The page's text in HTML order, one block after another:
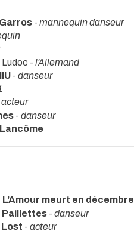
- mannequin danseur
Ludoc - l'Allemand
- danseur
acteur
- danseur
L'Amour meurt en décembre
Paillettes - danseur
Lost - acteur